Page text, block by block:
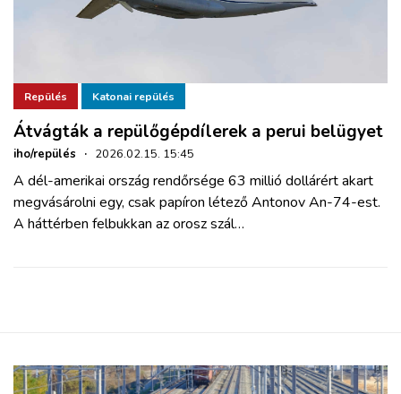
ZÖLDÚT
HAJÓZÁS
BLOG
BELÉPÉS
Repülés Katonai repülés
Átvágták a repülőgépdílerek a perui belügyet
iho/repülés · 2026.02.15. 15:45
A dél-amerikai ország rendőrsége 63 millió dollárért akart
megvásárolni egy, csak papíron létező Antonov An-74-est.
A háttérben felbukkan az orosz szál…